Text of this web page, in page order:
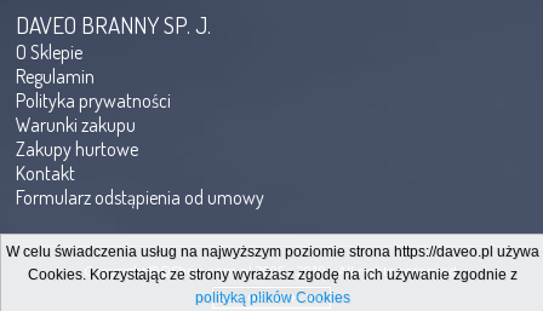
DAVEO BRANNY SP. J.
O Sklepie
Regulamin
Polityka prywatności
Warunki zakupu
Zakupy hurtowe
Kontakt
Formularz odstąpienia od umowy
Copyright@QShop.com.pl 2005 - 2019 - All rights reserved.
W celu świadczenia usług na najwyższym poziomie strona https://daveo.pl używa
Cookies. Korzystając ze strony wyrażasz zgodę na ich używanie zgodnie z
polityką plików Cookies